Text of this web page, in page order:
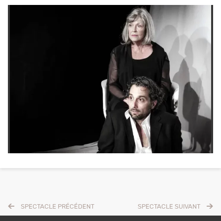
SPECTACLE SUIVANT
SPECTACLE PRÉCÉDENT